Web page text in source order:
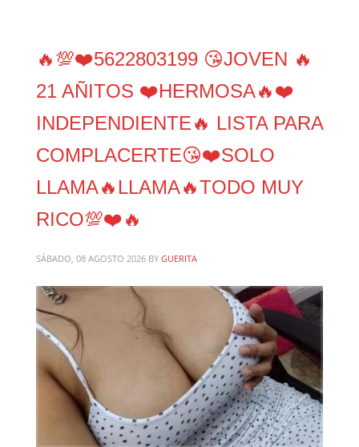
🔥💯❤️5622803199 😘JOVEN 🔥
21 AÑITOS ❤️HERMOSA🔥❤️
INDEPENDIENTE🔥 LISTA PARA
COMPLACERTE😘❤️SOLO
LLAMA🔥LLAMA🔥TODO MUY
RICO💯❤️🔥
SÁBADO, 08 AGOSTO 2026 BY GUERITA